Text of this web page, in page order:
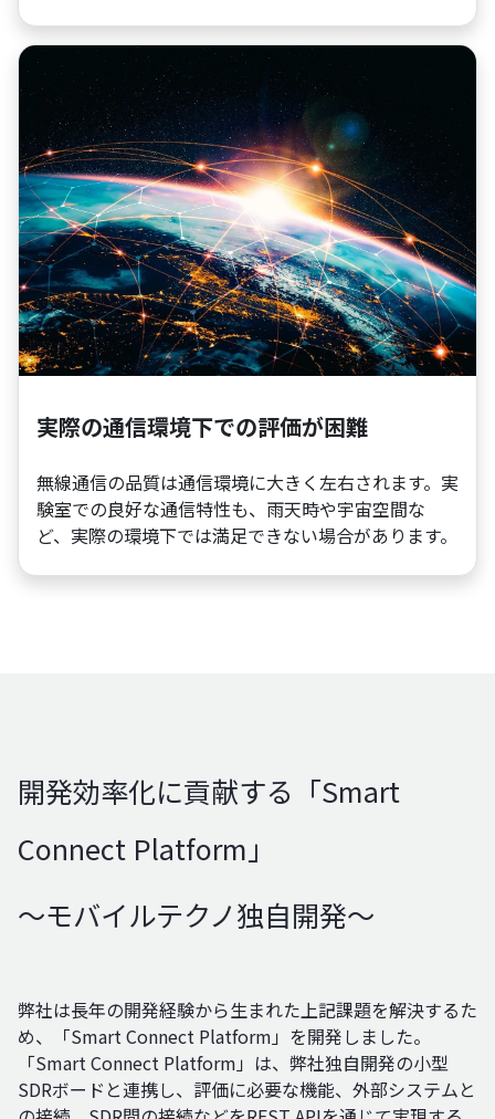
実際の通信環境下での評価が困難
無線通信の品質は通信環境に大きく左右されます。実
験室での良好な通信特性も、雨天時や宇宙空間な
ど、実際の環境下では満足できない場合があります。
開発効率化に貢献する「Smart
Connect Platform」
～モバイルテクノ独自開発～
弊社は長年の開発経験から生まれた上記課題を解決するた
め、「Smart Connect Platform」を開発しました。
「Smart Connect Platform」は、弊社独自開発の小型
SDRボードと連携し、評価に必要な機能、外部システムと